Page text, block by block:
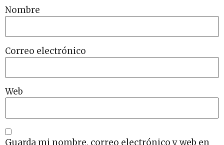
Nombre
Correo electrónico
Web
Guarda mi nombre, correo electrónico y web en